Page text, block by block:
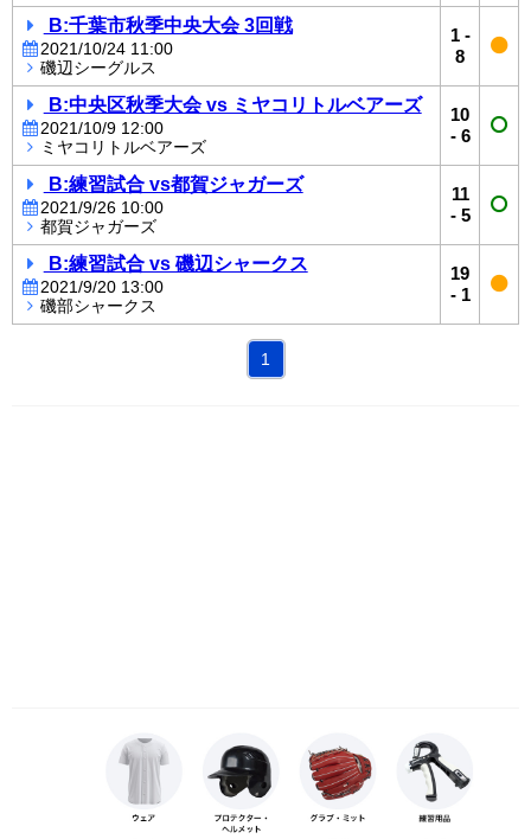
B:千葉市秋季中央大会 3回戦
2021/10/24 11:00
磯辺シーグルス
1-
8
B:中央区秋季大会 vs ミヤコリトルベアーズ
2021/10/9 12:00
ミヤコリトルベアーズ
10
- 6
B:練習試合 vs都賀ジャガーズ
2021/9/26 10:00
都賀ジャガーズ
11
- 5
B:練習試合 vs 磯辺シャークス
2021/9/20 13:00
磯部シャークス
19
- 1
1